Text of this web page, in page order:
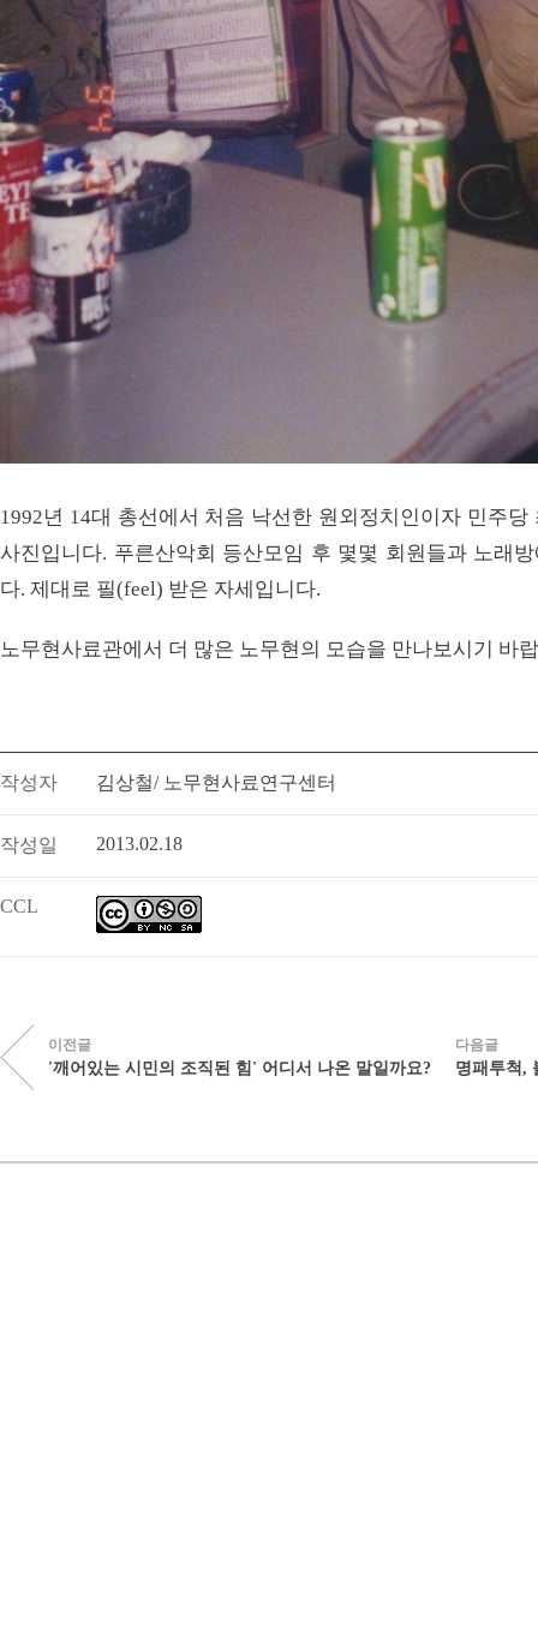
1992년 14대 총선에서 처음 낙선한 원외정치인이자 민주
사진입니다. 푸른산악회 등산모임 후 몇몇 회원들과 노래
다. 제대로 필(feel) 받은 자세입니다.
노무현사료관에서 더 많은 노무현의 모습을 만나보시기 바
작성자 김상철/ 노무현사료연구센터
작성일 2013.02.18
CCL
이전글
'깨어있는 시민의 조직된 힘' 어디서 나온 말일까요?
다음글
명패투척,